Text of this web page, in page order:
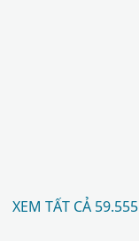
XEM TẤT CẢ 59.555